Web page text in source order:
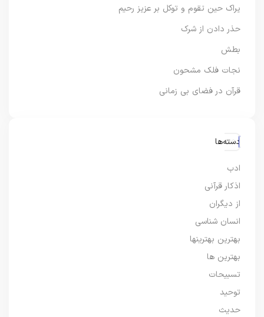
یراک حین تقوم و توکل بر عزیز رحیم
حذر دادن از شرک
بطش
نجات فلک مشحون
قرآن در فضای بی زمانی
دسته‌ها
ادب
اذکار قرآنی
از دیگران
انسان شناسی
بهترین بهترینها
بهترین ها
تسبیحات
توحید
حدیث